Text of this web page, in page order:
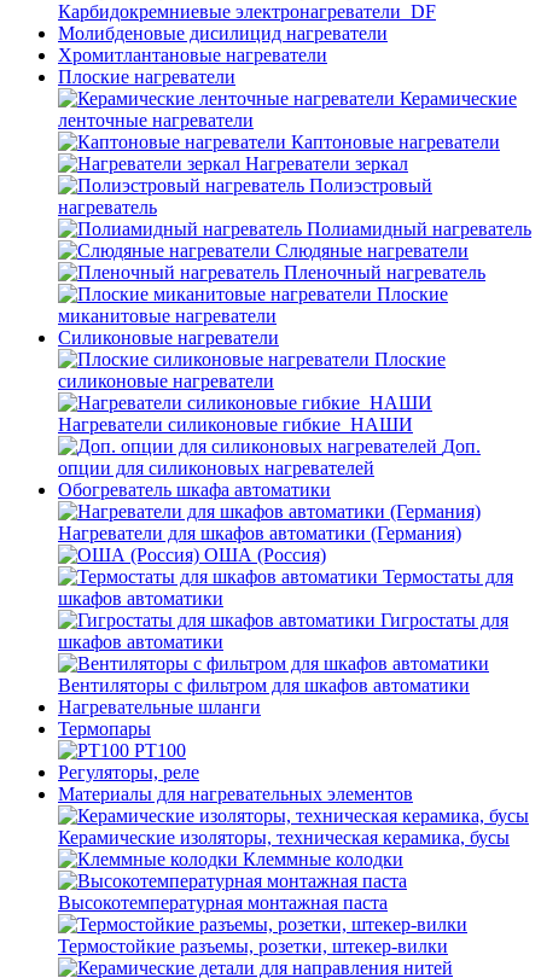
Карбидокремниевые электронагреватели_DF
Молибденовые дисилицид нагреватели
Хромитлантановые нагреватели
Плоские нагреватели
Керамические
ленточные нагреватели
Каптоновые нагреватели
Нагреватели зеркал
Полиэстровый
нагреватель
Полиамидный нагреватель
Слюдяные нагреватели
Пленочный нагреватель
Плоские
миканитовые нагреватели
Силиконовые нагреватели
Плоские
силиконовые нагреватели
Нагреватели силиконовые гибкие_НАШИ
Доп.
опции для силиконовых нагревателей
Обогреватель шкафа автоматики
Нагреватели для шкафов автоматики (Германия)
ОША (Россия)
Термостаты для
шкафов автоматики
Гигростаты для
шкафов автоматики
Вентиляторы с фильтром для шкафов автоматики
Нагревательные шланги
Термопары
PT100
Регуляторы, реле
Материалы для нагревательных элементов
Керамические изоляторы, техническая керамика, бусы
Клеммные колодки
Высокотемпературная монтажная паста
Термостойкие разъемы, розетки, штекер-вилки